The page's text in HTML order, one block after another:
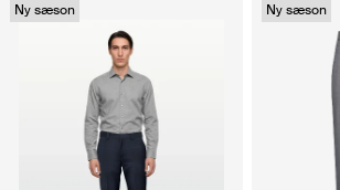
Ny sæson Ny sæson